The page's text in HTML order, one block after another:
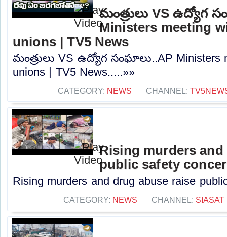
మంత్రులు VS ఉద్యోగ
Ministers meeting
unions | TV5 News
మంత్రులు VS ఉద్యోగ సంఘాలు..AP Ministers
unions | TV5 News.....»»
CATEGORY: NEWS CHANNEL:
Rising murders
public safety
Rising murders and drug abuse raise
CATEGORY: NEWS CHANNEL: SIASAT